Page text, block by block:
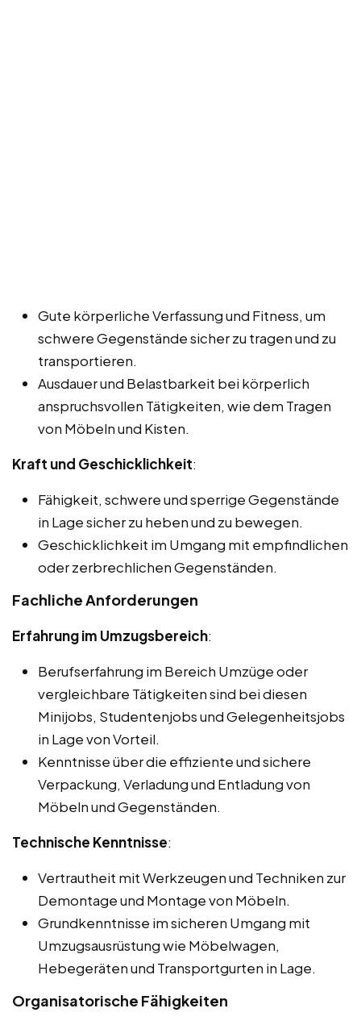
Gute körperliche Verfassung und Fitness, um
schwere Gegenstände sicher zu tragen und zu
transportieren.
Ausdauer und Belastbarkeit bei körperlich
anspruchsvollen Tätigkeiten, wie dem Tragen
von Möbeln und Kisten.
Kraft und Geschicklichkeit:
Fähigkeit, schwere und sperrige Gegenstände
in Lage sicher zu heben und zu bewegen.
Geschicklichkeit im Umgang mit empfindlichen
oder zerbrechlichen Gegenständen.
Fachliche Anforderungen
Erfahrung im Umzugsbereich:
Berufserfahrung im Bereich Umzüge oder
vergleichbare Tätigkeiten sind bei diesen
Minijobs, Studentenjobs und Gelegenheitsjobs
in Lage von Vorteil.
Kenntnisse über die effiziente und sichere
Verpackung, Verladung und Entladung von
Möbeln und Gegenständen.
Technische Kenntnisse:
Vertrautheit mit Werkzeugen und Techniken zur
Demontage und Montage von Möbeln.
Grundkenntnisse im sicheren Umgang mit
Umzugsausrüstung wie Möbelwagen,
Hebegeräten und Transportgurten in Lage.
Organisatorische Fähigkeiten